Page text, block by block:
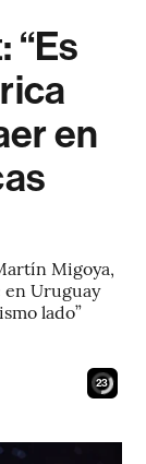
“Es
en
Migoya,
en Uruguay
lado”
21